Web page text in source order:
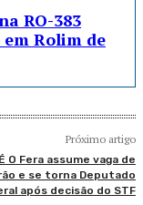
RO-383
Rolim de
Próximo artigo
O Fera assume vaga de
e se torna Deputado
após decisão do STF